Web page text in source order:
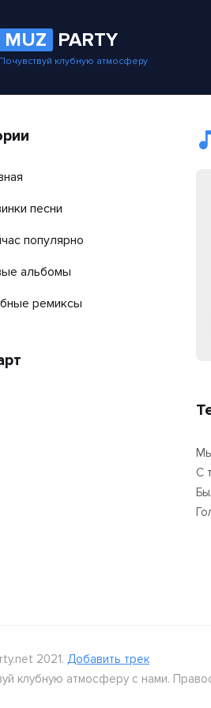
MUZ PARTY
Почувствуй клубную атмосферу
песни
популярно
альбомы
ремиксы
С
2021. Добавить трек
клубную атмосферу с нами.